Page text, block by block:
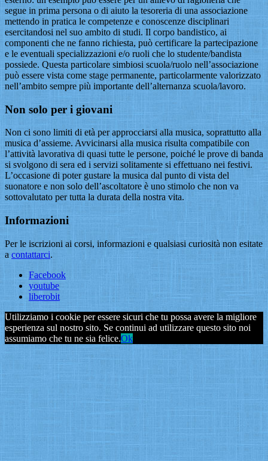
segue in prima persona o di aiuto la tesoreria di una associazione
mettendo in pratica le competenze e conoscenze disciplinari
esercitandosi nel suo ambito di studi. Il corpo bandistico, ai
componenti che ne fanno richiesta, può certificare la partecipazione
e le eventuali specializzazioni e/o ruoli che lo studente/bandista
possiede. Questa particolare simbiosi scuola/ruolo nell’associazione
può essere vista come stage permanente, particolarmente valorizzato
nell’ambito sempre più importante dell’alternanza scuola/lavoro.
Non solo per i giovani
Non ci sono limiti di età per approcciarsi alla musica, soprattutto alla
musica d’assieme. Avvicinarsi alla musica risulta compatibile con
l’attività lavorativa di quasi tutte le persone, poiché le prove di banda
si svolgono di sera ed i servizi solitamente si effettuano nei festivi.
L’occasione di poter gustare la musica dal punto di vista del
suonatore e non solo dell’ascoltatore è uno stimolo che non va
sottovalutato per tutta la durata della nostra vita.
Informazioni
Per le iscrizioni ai corsi, informazioni e qualsiasi curiosità non esitate
acontattarci.
Facebook
youtube
liberobit
Utilizziamo i cookie per essere sicuri che tu possa avere la migliore
esperienza sul nostro sito. Se continui ad utilizzare questo sito noi
assumiamo che tu ne sia felice.Ok